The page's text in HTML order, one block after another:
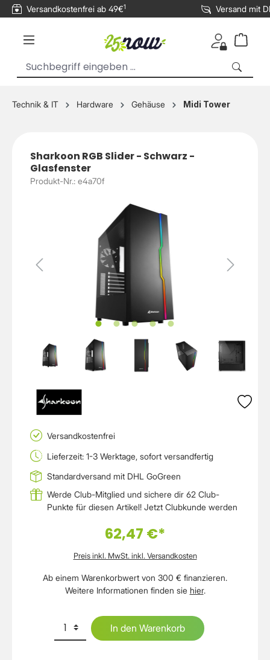
springen
Versandkostenfrei ab 49€1 Versand mit
Technik & IT Hardware Gehäuse Midi Tower
Sharkoon RGB Slider - Schwarz -
Glasfenster
Produkt-Nr.: e4a70f
Versandkostenfrei
Lieferzeit: 1-3 Werktage, sofort versandfertig
Standardversand mit DHL GoGreen
Werde Club-Mitglied und sichere dir 62 Club-
Punkte für diesen Artikel! Jetzt Clubkunde werden
62,47 €*
Preis inkl. MwSt. inkl. Versandkosten
Ab einem Warenkorbwert von 300 € finanzieren.
Weitere Informationen finden sie hier.
In den Warenkorb